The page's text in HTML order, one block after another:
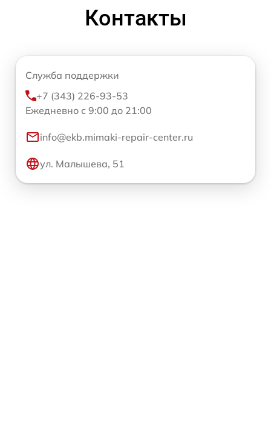
Контакты
Служба поддержки
+7 (343) 226-93-53
Ежедневно с 9:00 до 21:00
info@ekb.mimaki-repair-center.ru
ул. Малышева, 51